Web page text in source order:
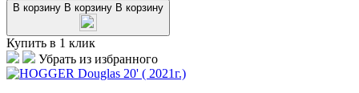
В корзину В корзину В корзину
Купить в 1 клик
Убрать из избранного